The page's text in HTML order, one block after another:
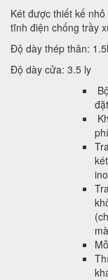
Két được thiết kế
tĩnh điện chống trầy
Độ dày thép thân:
Độ dày cửa: 3.5 ly